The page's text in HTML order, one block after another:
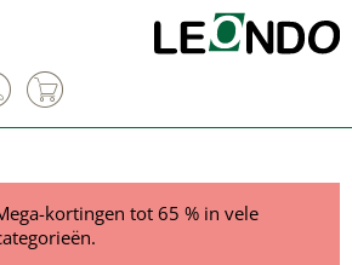
kortingen tot 65 % in vele